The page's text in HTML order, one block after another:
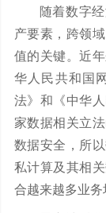
随着数字
产要素，跨领
值的关键。近
华人民共和国
法》和《中华
家数据相关立
数据安全，所
私计算及其相
合越来越多业务